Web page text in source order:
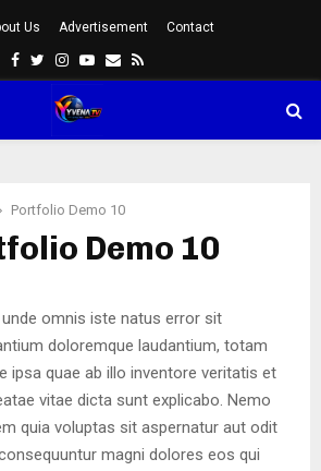
Us Advertisement Contact
Facebook
Twitter
Instagram
Youtube
EmailRss
Portfolio Demo 10
Demo 10
omnis iste natus error sit
doloremque laudantium, totam
ipsa quae ab illo inventore veritatis et
vitae dicta sunt explicabo. Nemo
quia voluptas sit aspernatur aut odit
magni dolores eos qui